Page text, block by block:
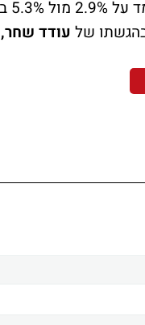
של עודד שחר,